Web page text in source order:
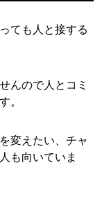
ても人と接する
んので人とコミ
。
変えたい、チャ
も向いていま